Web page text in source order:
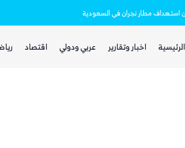
استهداف مطار نجران في السعودية
الرئيسية اخبار وتقارير عربي ودولي اقتصاد